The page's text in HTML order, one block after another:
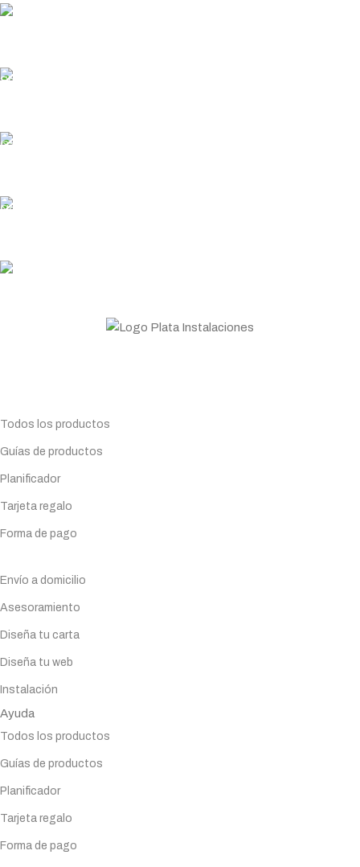
Todos los productos
Guías de productos
Planificador
Tarjeta regalo
Forma de pago
Envío a domicilio
Asesoramiento
Diseña tu carta
Diseña tu web
Instalación
Ayuda
Todos los productos
Guías de productos
Planificador
Tarjeta regalo
Forma de pago